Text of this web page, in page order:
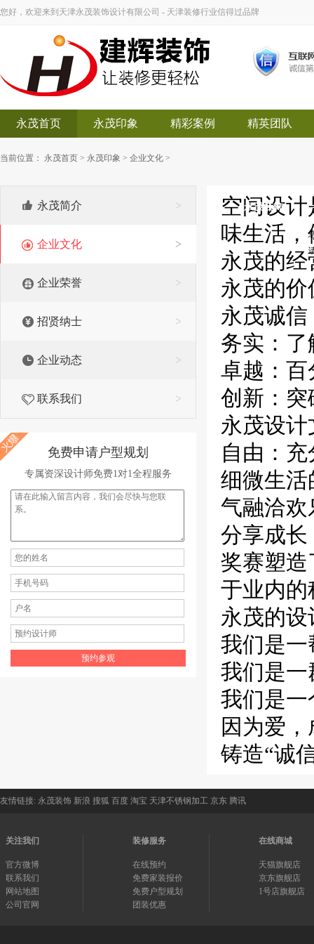
您好，欢迎来到天津永茂装饰设计有限公司 - 天津装修行业信得过品牌
永茂首页 永茂印象 精彩案例 精英团队
当前位置： 永茂首页 > 永茂印象 > 企业文化 >
永茂简介 >
企业文化 >
企业荣誉 >
招贤纳士 >
企业动态 >
联系我们 >
免费申请户型规划
专属资深设计师免费1对1全程服务
空间设
味生活
永茂的
永茂的
永茂诚
务实：
卓越：
创新：
永茂设
自由：
细微生
气融洽
分享成
奖赛塑
于业内
永茂的
我们是
我们是
我们是
因为爱
铸造“诚
友情链接: 永茂装饰 新浪 搜狐 百度 淘宝 天津不锈钢加工 京东 腾讯
关注我们
官方微博
联系我们
网站地图
公司官网
装修服务
在线预约
免费家装报价
免费户型规划
团装优惠
在线商城
天猫旗舰店
京东旗舰店
1号店旗舰店
永茂装饰